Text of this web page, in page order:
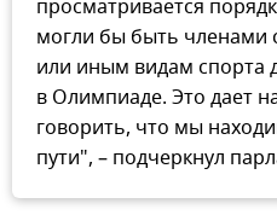
просматривается
могли бы быть членами
или иным видам спорта
в Олимпиаде. Это дает
говорить, что мы
пути", – подчеркнул